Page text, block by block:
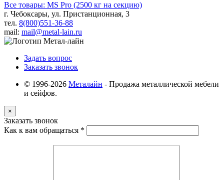
Все товары: MS Pro (2500 кг на секцию)
г. Чебоксары, ул. Пристанционная, 3
тел. 8(800)551-36-88
mail: mail@metal-lain.ru
Задать вопрос
Заказать звонок
© 1996-2026 Металайн - Продажа металлической мебели
и сейфов.
×
Заказать звонок
Как к вам обращаться *